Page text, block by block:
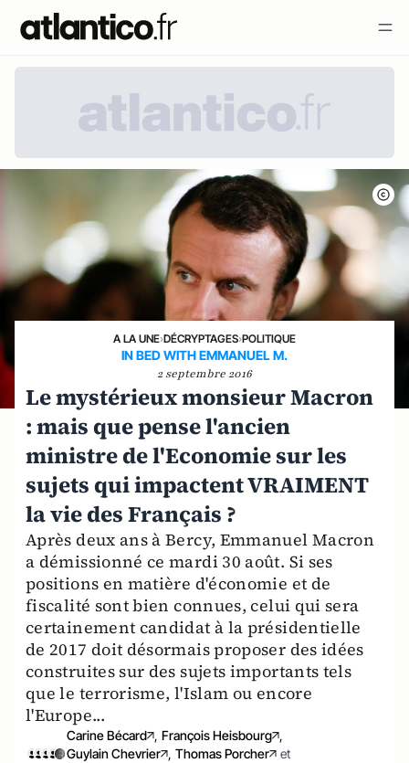
A LA UNE›DÉCRYPTAGES›POLITIQUE
IN BED WITH EMMANUEL M.
2 septembre 2016
Le mystérieux monsieur Macron
: mais que pense l'ancien
ministre de l'Economie sur les
sujets qui impactent VRAIMENT
la vie des Français ?
Après deux ans à Bercy, Emmanuel Macron
a démissionné ce mardi 30 août. Si ses
positions en matière d'économie et de
fiscalité sont bien connues, celui qui sera
certainement candidat à la présidentielle
de 2017 doit désormais proposer des idées
construites sur des sujets importants tels
que le terrorisme, l'Islam ou encore
l'Europe...
Carine Bécard , François Heisbourg ,
Guylain Chevrier , Thomas Porcher
et